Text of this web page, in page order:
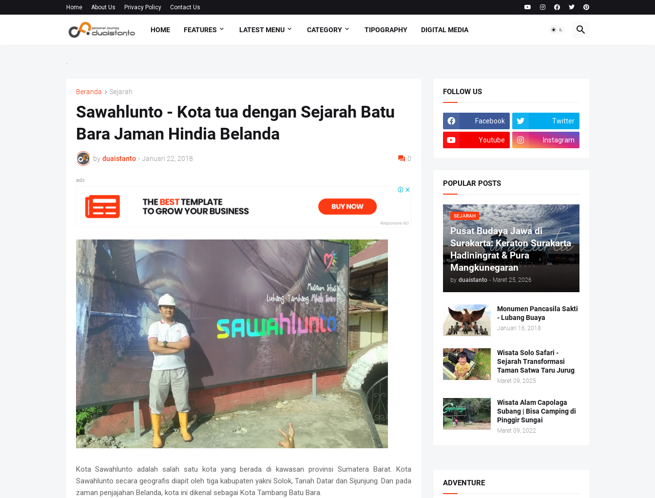
Home About Us Privacy Policy Contact Us
HOME FEATURES LATEST MENU CATEGORY TIPOGRAPHY DIGITAL MEDIA
Beranda Sejarah
Sawahlunto - Kota tua dengan Sejarah Batu
Bara Jaman Hindia Belanda
by duaistanto - Januari 22, 2018 0
ads
Kota Sawahlunto adalah salah satu kota yang berada di kawasan provinsi Sumatera Barat. Kota
Sawahlunto secara geografis diapit oleh tiga kabupaten yakni Solok, Tanah Datar dan Sijunjung. Dan pada
zaman penjajahan Belanda, kota ini dikenal sebagai Kota Tambang Batu Bara.
FOLLOW US
Facebook Twitter
Youtube Instagram
POPULAR POSTS
SEJARAH
Pusat Budaya Jawa di
Surakarta: Keraton Surakarta
Hadiningrat & Pura
Mangkunegaran
by duaistanto - Maret 25, 2026
Monumen Pancasila Sakti
- Lubang Buaya
Januari 16, 2018
Wisata Solo Safari -
Sejarah Transformasi
Taman Satwa Taru Jurug
Maret 09, 2025
Wisata Alam Capolaga
Subang | Bisa Camping di
Pinggir Sungai
Maret 09, 2022
ADVENTURE